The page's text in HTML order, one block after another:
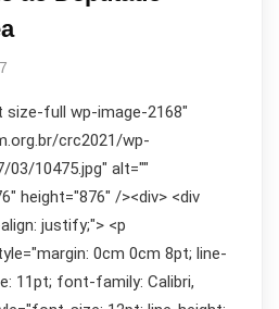
size-full wp-image-2168"
crc2021/wp-
10475.jpg" alt=""
height="876" /><div> <div
justify;"> <p
0cm 0cm 8pt; line-
11pt; font-family: Calibri,